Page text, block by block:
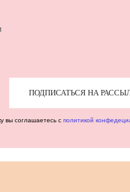
ПОДПИСАТЬСЯ НА
вы соглашаетесь с политикой